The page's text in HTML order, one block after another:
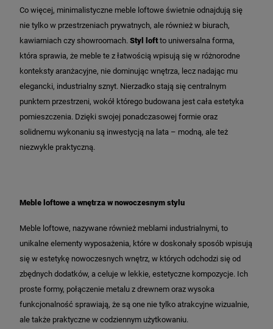
Co więcej, minimalistyczne meble loftowe świetnie odnajdują się
nie tylko w przestrzeniach prywatnych, ale również w biurach,
kawiarniach czy showroomach. Styl loftto uniwersalna forma,
która sprawia, że meble te z łatwością wpisują się w różnorodne
konteksty aranżacyjne, nie dominując wnętrza, lecz nadając mu
elegancki, industrialny sznyt. Nierzadko stają się centralnym
punktem przestrzeni, wokół którego budowana jest cała estetyka
pomieszczenia. Dzięki swojej ponadczasowej formie oraz
solidnemu wykonaniu są inwestycją na lata – modną, ale też
niezwykle praktyczną.
Meble loftowe a wnętrza w nowoczesnym stylu
Meble loftowe, nazywane również meblami industrialnymi, to
unikalne elementy wyposażenia, które w doskonały sposób wpisują
się w estetykę nowoczesnych wnętrz, w których odchodzi się od
zbędnych dodatków, a celuje w lekkie, estetyczne kompozycje. Ich
proste formy, połączenie metalu z drewnem oraz wysoka
funkcjonalność sprawiają, że są one nie tylko atrakcyjne wizualnie,
ale także praktyczne w codziennym użytkowaniu.